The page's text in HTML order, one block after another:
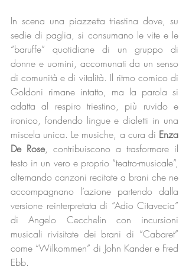
In scena una piazzetta triestina dove, su
sedie di paglia, si consumano le vite e le
“baruffe” quotidiane di un gruppo di
donne e uomini, accomunati da un senso
di comunità e di vitalità. Il ritmo comico di
Goldoni rimane intatto, ma la parola si
adatta al respiro triestino, più ruvido e
ironico, fondendo lingue e dialetti in una
miscela unica. Le musiche, a cura di Enza
De Rose, contribuiscono a trasformare il
testo in un vero e proprio “teatro-musicale”,
alternando canzoni recitate a brani che ne
accompagnano l’azione partendo dalla
versione reinterpretata di “Adio Citavecia”
di Angelo Cecchelin con incursioni
musicali rivisitate dei brani di “Cabaret”
come “Wilkommen” di John Kander e Fred
Ebb.